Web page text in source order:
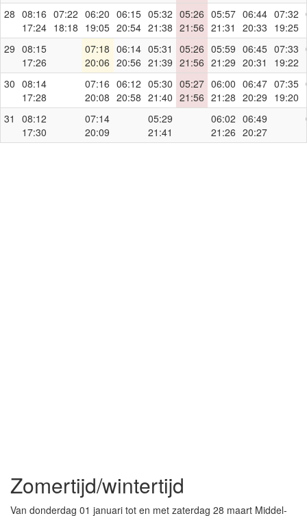
28 08:16
17:24
07:22
18:18
06:20
19:05
06:15
20:54
05:32
21:38
05:26
21:56
05:57
21:31
06:44
20:33
07:32
19:25
29 08:15
17:26
07:18
20:06
06:14
20:56
05:31
21:39
05:26
21:56
05:59
21:29
06:45
20:31
07:33
19:22
30 08:14
17:28
07:16
20:08
06:12
20:58
05:30
21:40
05:27
21:56
06:00
21:28
06:47
20:29
07:35
19:20
31
08:12
17:30
07:14
20:09
05:29
21:41
06:02
21:26
06:49
20:27
Zomertijd/wintertijd
Van donderdag 01 januari tot en met zaterdag 28 maart Middel-